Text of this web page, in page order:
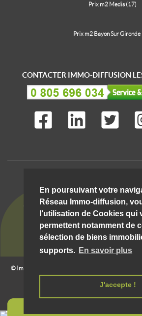
En poursuivant votre
Réseau Immo-diffusion,
l’utilisation de Cookies qui
permettent notamment de
sélection de biens
supports. En savoir plus
J'accepte !
Prix m2 Medis (17)
Prix m2 Bayon Sur Gironde
CONTACTER IMMO-DIFFUSION
© Immo-Diffusion Lesparre-medoc